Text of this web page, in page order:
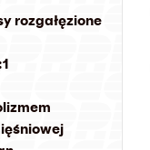
rozgałęzione